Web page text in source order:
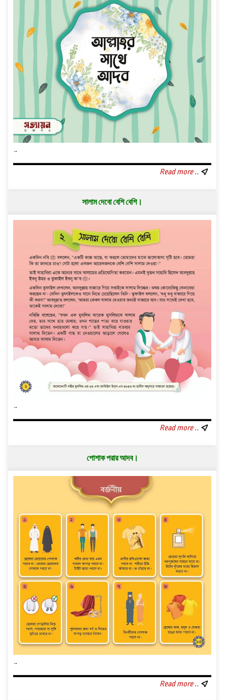
..
Read more ..
সালাম দেবো বেশি বেশি।
..
Read more ..
পোশাক পরার আদব।
..
Read more ..